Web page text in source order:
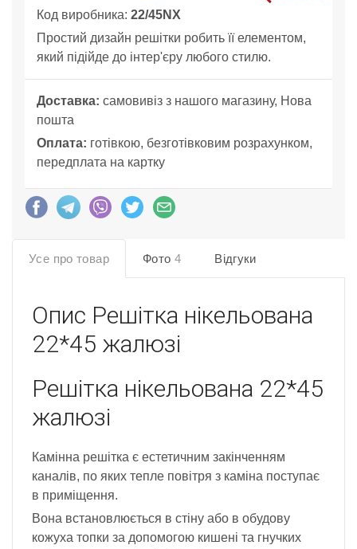
Код виробника: 22/45NX
Простий дизайн решітки робить її елементом,
який підійде до інтер'єру любого стилю.
Доставка: самовивіз з нашого магазину, Нова
пошта
Оплата: готівкою, безготівковим розрахунком,
передплата на картку
Усе про товар Фото 4 Відгуки
Опис Решітка нікельована
22*45 жалюзі
Решітка нікельована 22*45
жалюзі
Камінна решітка є естетичним закінченням
каналів, по яких тепле повітря з каміна поступає
в приміщення.
Вона встановлюється в стіну або в обудову
кожуха топки за допомогою кишені та гнучких